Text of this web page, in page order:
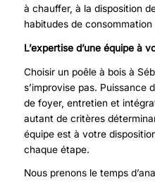
à chauffer, à la disposition
habitudes de consommation
L’expertise d’une équipe à
Choisir un poêle à bois à
s’improvise pas. Puissance
de foyer, entretien et
autant de critères
équipe est à votre
chaque étape.
Nous prenons le temps